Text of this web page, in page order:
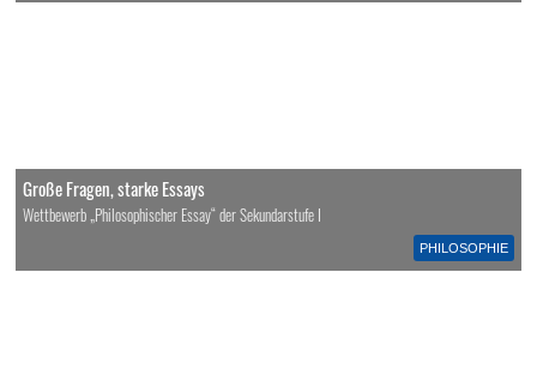
PHILOSOPHIE
Große Fragen, starke Essays
Wettbewerb „Philosophischer Essay“ der Sekundarstufe I